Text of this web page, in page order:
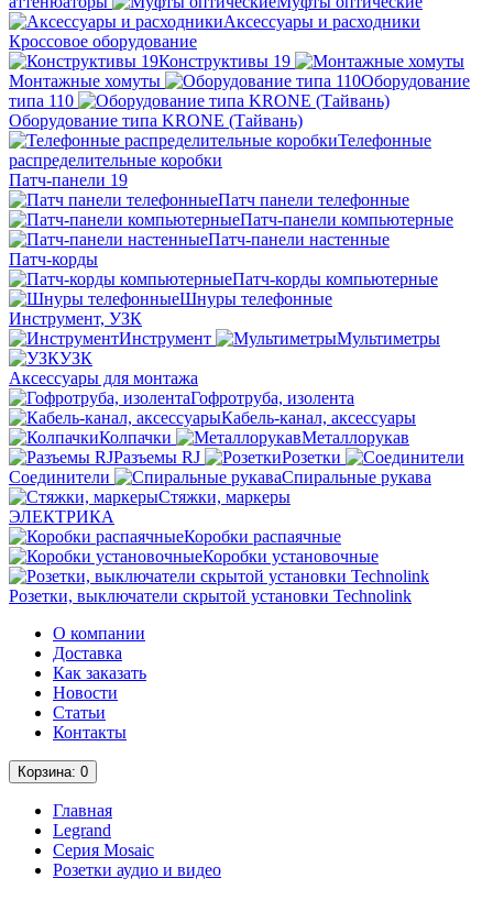
Аксессуары и расходники
Кроссовое оборудование
Конструктивы 19
Монтажные хомуты
Оборудование
типа 110
Оборудование типа KRONE (Тайвань)
Телефонные
распределительные коробки
Патч-панели 19
Патч панели телефонные
Патч-панели компьютерные
Патч-панели настенные
Патч-корды
Патч-корды компьютерные
Шнуры телефонные
Инструмент, УЗК
Инструмент
Мультиметры
УЗК
Аксессуары для монтажа
Гофротруба, изолента
Кабель-канал, аксессуары
Колпачки
Металлорукав
Разъемы RJ
Розетки
Соединители
Спиральные рукава
Стяжки, маркеры
ЭЛЕКТРИКА
Коробки распаячные
Коробки установочные
Розетки, выключатели скрытой установки Technolink
О компании
Доставка
Как заказать
Новости
Статьи
Контакты
Корзина: 0
Главная
Legrand
Серия Mosaic
Розетки аудио и видео